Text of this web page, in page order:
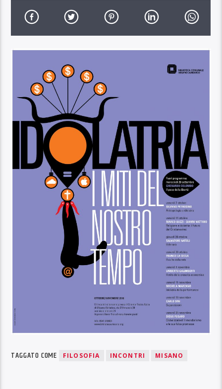
TAGGATO COME FILOSOFIA INCONTRI MISANO